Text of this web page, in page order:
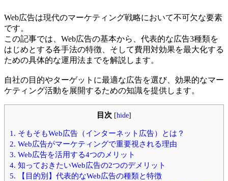
Web広告は現代のマーケティング戦略において不可欠な要素
です。
この記事では、Web広告の基本から、代表的な広告3種類を
はじめとする各手法の特徴、そして費用対効果を最大化する
ための具体的な運用法までを解説します。
自社の目的やターゲットに最適な広告を選び、効果的なマー
ケティング活動を展開するための知識を提供します。
目次 [hide]
1. そもそもWeb広告（インターネット広告）とは？
2. Web広告がマーケティングで重要視される理由
3. Web広告を活用する4つのメリット
4. 知っておきたいWeb広告の2つのデメリット
5. 【目的別】代表的なWeb広告の種類と特徴